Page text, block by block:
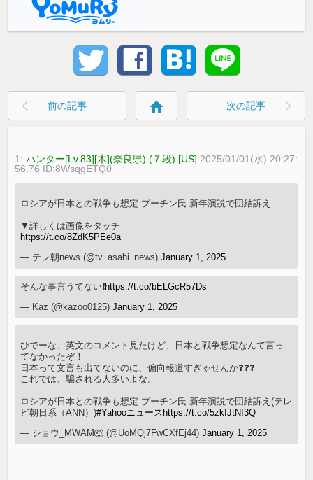
前の記事 home 次の記事
1:ハンター[Lv.83][木](奈良県) (７段) [US] 2025/01/01(水) 20:27:
56.76 ID:8WsqgETQ0
ロシアが日本との戦争も想定 プーチン氏 新年演説で団結訴え
▼詳しくは画像をタッチ
https://t.co/8ZdK5PEe0a
— テレ朝news (@tv_asahi_news)January 1, 2025
そんな事言うてない❗️https://t.co/bELGcR57Ds
— Kaz (@kazoo0125)January 1, 2025
ひでーな、英文のコメント見たけど、日本と戦争想定なんて言っ
てなかったぞ！
日本って文言も出てないのに、偏向報道すぎゃせんか❓❓❓
これでは、騙される人多いよな。
ロシアが日本との戦争も想定 プーチン氏 新年演説で団結訴え(テレ
ビ朝日系（ANN）)#Yahooニュース https://t.co/5zkIJtNI3Q
— ショウ_MWAM🐺 (@UoMQj7FwCXfEj44)January 1, 2025